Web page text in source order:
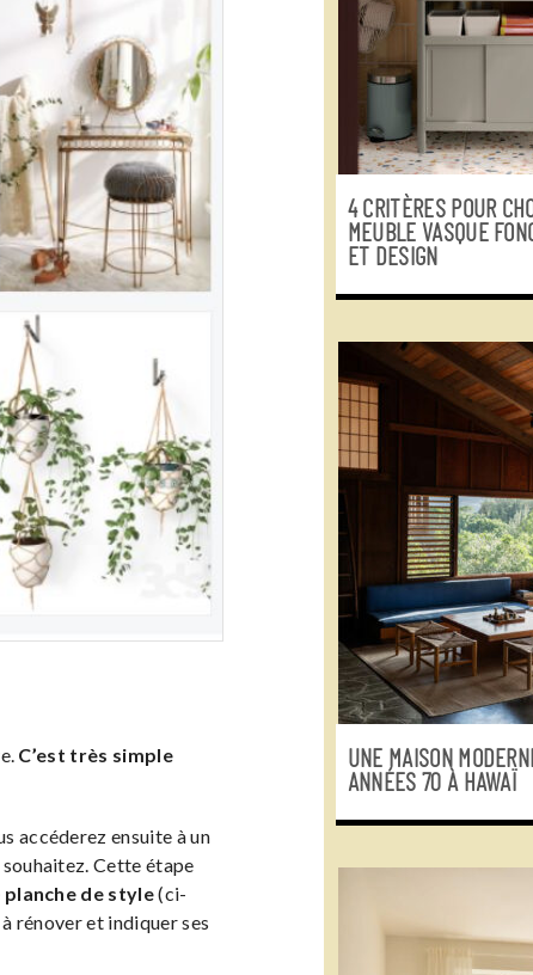
C’est très simple
accéderez ensuite à un
Cette étape
planche de style(ci-
rénover et indiquer ses
4 CRITÈRES POUR
MEUBLE VASQUE
ET DESIGN
UNE MAISON
ANNÉES 70 À HAWAÏ